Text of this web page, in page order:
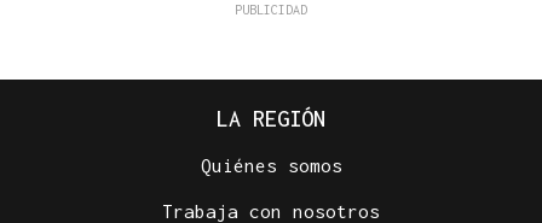
LA REGIÓN
Quiénes somos
Trabaja con nosotros